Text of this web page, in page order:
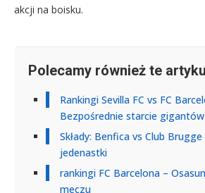
akcji na boisku.
Polecamy również te
Rankingi Sevilla FC vs FC
Bezpośrednie starcie gigantów
Składy: Benfica vs Club
jedenastki
rankingi FC Barcelona –
meczu